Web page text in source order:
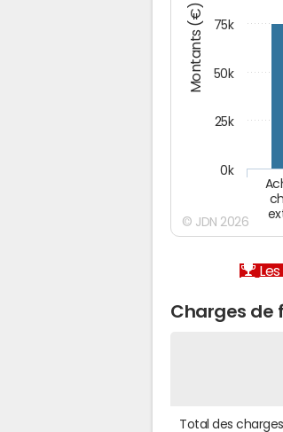
Montants (€)
0k
25k
50k
75k
© JDN 2026
Charges de
Total des